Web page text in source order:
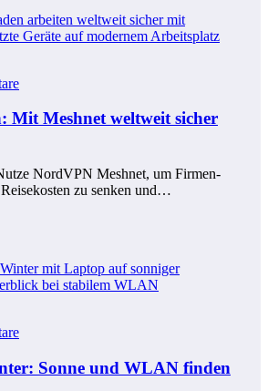
Mit Meshnet weltweit sicher
NordVPN Meshnet, um Firmen-
zu senken und…
Sonne und WLAN finden